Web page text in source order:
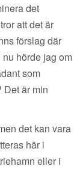
det
att det är
förslag där
hörde jag om
som
Det är min
det kan vara
här i
eller i